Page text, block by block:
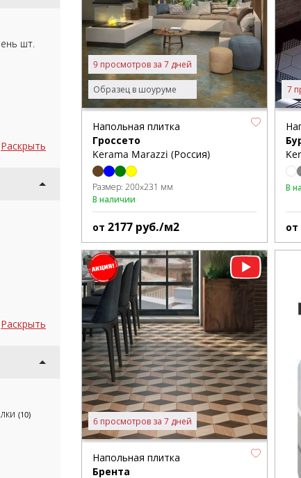
шт.
Раскрыть
Раскрыть
(10)
Образец в шоуруме
9 просмотров за 7 дней
Напольная плитка
Гроссето
Kerama Marazzi (Россия)
Размер: 200x231 мм
В наличии
от 2177 руб./м2
7
В
от
6 просмотров за 7 дней
Напольная плитка
Брента